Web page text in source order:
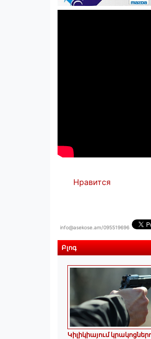
Нравится
info@asekose.am/095519696
Բլոգ
Կիլիկիայում